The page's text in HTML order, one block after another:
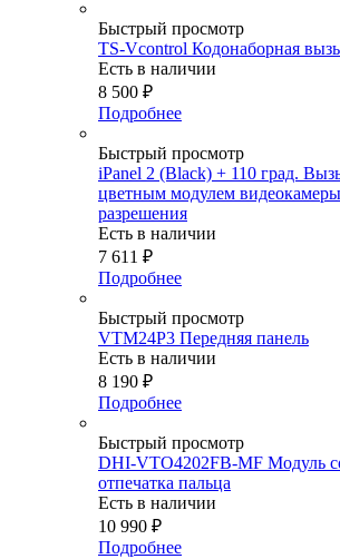
Быстрый просмотр
TS-Vcontrol Кодонаборная
Есть в наличии
8 500 ₽
Подробнее
Быстрый просмотр
iPanel 2 (Black) + 110 град.
цветным модулем
разрешения
Есть в наличии
7 611 ₽
Подробнее
Быстрый просмотр
VTM24P3 Передняя панель
Есть в наличии
8 190 ₽
Подробнее
Быстрый просмотр
DHI-VTO4202FB-MF Модуль
отпечатка пальца
Есть в наличии
10 990 ₽
Подробнее